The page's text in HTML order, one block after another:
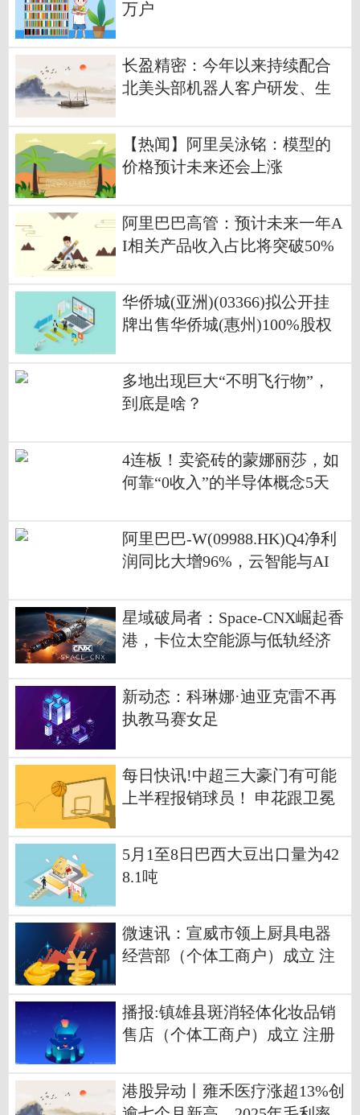
万户
长盈精密：今年以来持续配合
北美头部机器人客户研发、生
【热闻】阿里吴泳铭：模型的
价格预计未来还会上涨
阿里巴巴高管：预计未来一年A
I相关产品收入占比将突破50%
华侨城(亚洲)(03366)拟公开挂
牌出售华侨城(惠州)100%股权
多地出现巨大“不明飞行物”，
到底是啥？
4连板！卖瓷砖的蒙娜丽莎，如
何靠“0收入”的半导体概念5天
阿里巴巴-W(09988.HK)Q4净利
润同比大增96%，云智能与AI
星域破局者：Space-CNX崛起香
港，卡位太空能源与低轨经济
新动态：科琳娜·迪亚克雷不再
执教马赛女足
每日快讯!中超三大豪门有可能
上半程报销球员！ 申花跟卫冕
5月1至8日巴西大豆出口量为42
8.1吨
微速讯：宣威市领上厨具电器
经营部（个体工商户）成立 注
播报:镇雄县斑消轻体化妆品销
售店（个体工商户）成立 注册
港股异动丨雍禾医疗涨超13%创